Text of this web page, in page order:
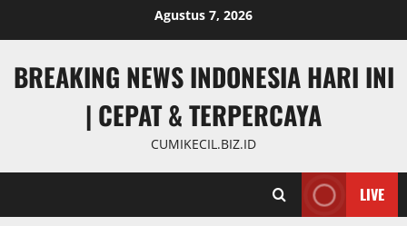
Agustus 7, 2026
BREAKING NEWS INDONESIA HARI INI
| CEPAT & TERPERCAYA
CUMIKECIL.BIZ.ID
LIVE